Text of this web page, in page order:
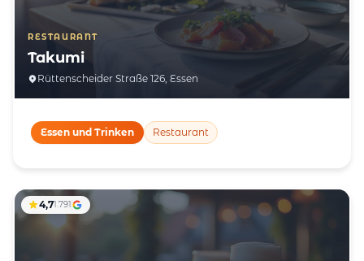
RESTAURANT
Takumi
Rüttenscheider Straße 126, Essen
Essen und Trinken Restaurant
4,71.791